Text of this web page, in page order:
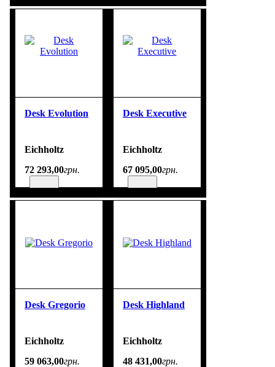
Desk Evolution
Eichholtz
72 293,00грн.
Desk Executive
Eichholtz
67 095,00грн.
Desk Gregorio
Eichholtz
59 063,00грн.
Desk Highland
Eichholtz
48 431,00грн.